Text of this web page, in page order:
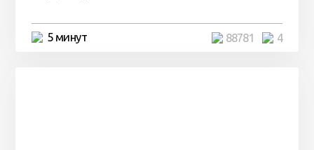
5 минут 4
88781